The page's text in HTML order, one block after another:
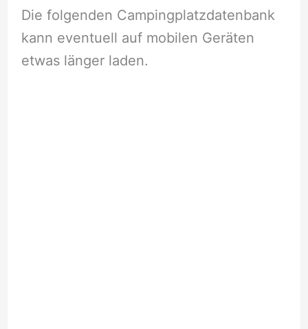
Die folgenden Campingplatzdatenbank
kann eventuell auf mobilen Geräten
etwas länger laden.